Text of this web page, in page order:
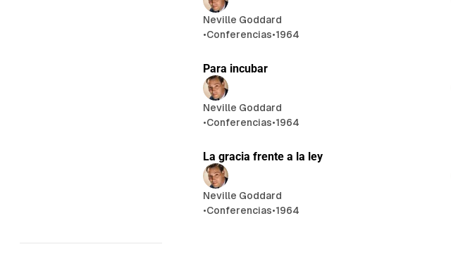
Neville Goddard
•Conferencias•1964
Para incubar
Neville Goddard
•Conferencias•1964
La gracia frente a la ley
Neville Goddard
•Conferencias•1964